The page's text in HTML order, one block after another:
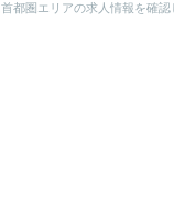
都圏エリアの求人情報を確